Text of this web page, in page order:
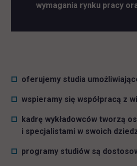
wymagania rynku pracy
oferujemy studia
wspieramy się współpracą z
kadrę wykładowców tworzą
i specjalistami w swoich
programy studiów są